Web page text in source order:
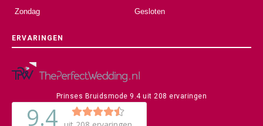
Zondag Gesloten
ERVARINGEN
Prinses Bruidsmode 9.4uit208 ervaringen